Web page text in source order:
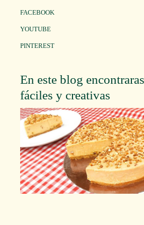
FACEBOOK
YOUTUBE
PINTEREST
En este blog
fáciles y creativas